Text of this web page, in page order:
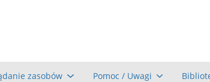
zasobów Pomoc / Uwagi